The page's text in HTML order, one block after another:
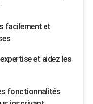
facilement et
et aidez les
fonctionnalités